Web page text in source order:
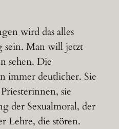
wird das alles
sein. Man will jetzt
sehen. Die
immer deutlicher. Sie
sie
der Sexualmoral, der
Lehre, die stören.